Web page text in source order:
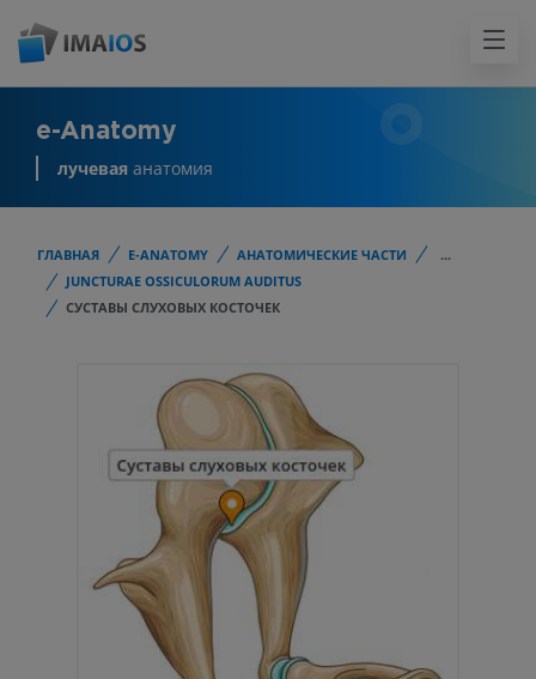
e-Anatomy
лучевая анатомия
ГЛАВНАЯ E-ANATOMY АНАТОМИЧЕСКИЕ ЧАСТИ
...
JUNCTURAE OSSICULORUM AUDITUS
СУСТАВЫ СЛУХОВЫХ КОСТОЧЕК